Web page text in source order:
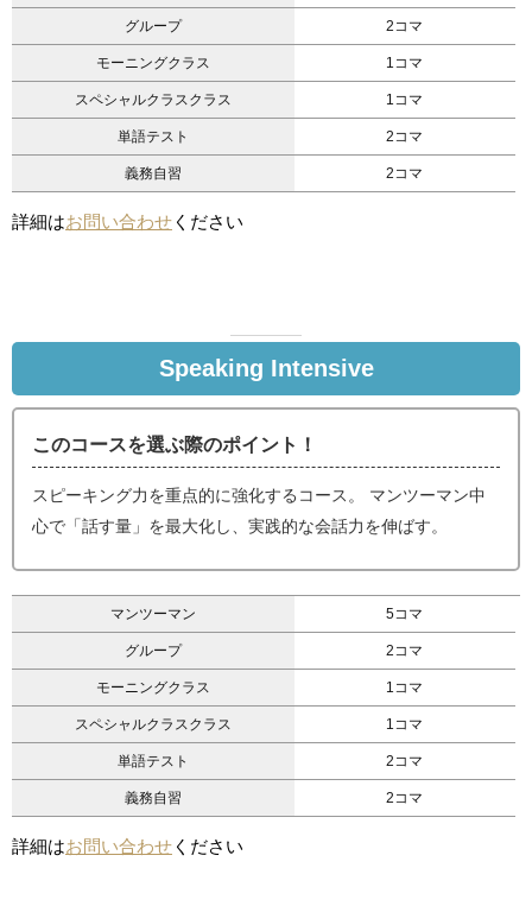
グループ 2コマ
モーニングクラス 1コマ
スペシャルクラスクラス 1コマ
単語テスト 2コマ
義務自習 2コマ
詳細はお問い合わせ ください
Speaking Intensive
このコースを選ぶ際のポイント！
スピーキング力を重点的に強化するコース。 マンツーマン中
心で「話す量」を最大化し、実践的な会話力を伸ばす。
マンツーマン 5コマ
グループ 2コマ
モーニングクラス 1コマ
スペシャルクラスクラス 1コマ
単語テスト 2コマ
義務自習 2コマ
詳細はお問い合わせ ください